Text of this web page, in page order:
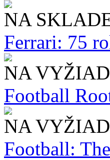
NA
Ferrari: 75
NA
Football
NA
Football: